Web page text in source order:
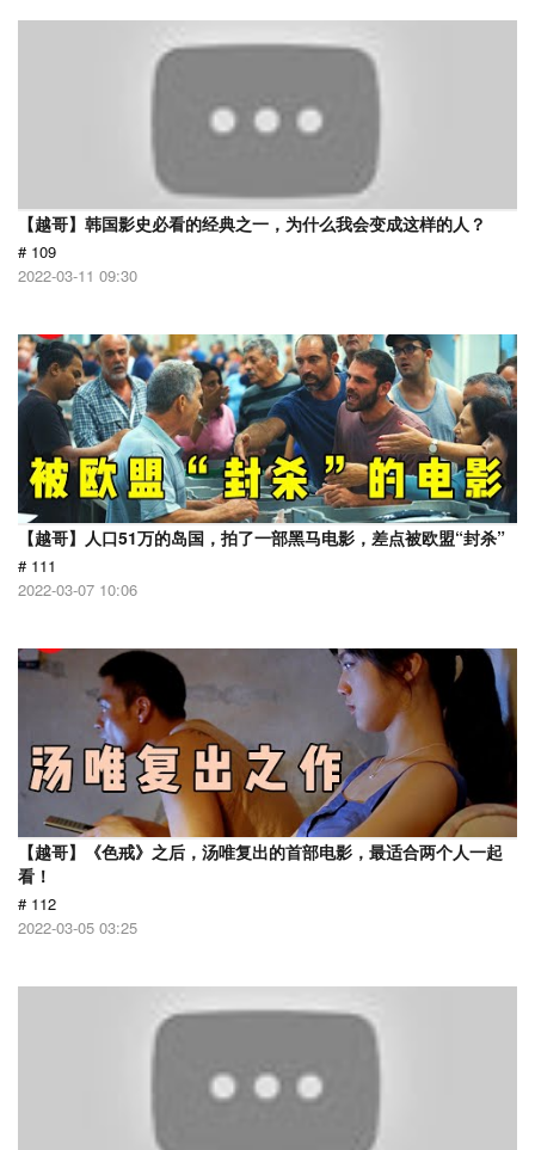
【越哥】韩国影史必看的经典之一，为什么我会变成这样的人？
# 109
2022-03-11 09:30
【越哥】人口51万的岛国，拍了一部黑马电影，差点被欧盟“封杀”
# 111
2022-03-07 10:06
【越哥】《色戒》之后，汤唯复出的首部电影，最适合两个人一起
看！
# 112
2022-03-05 03:25